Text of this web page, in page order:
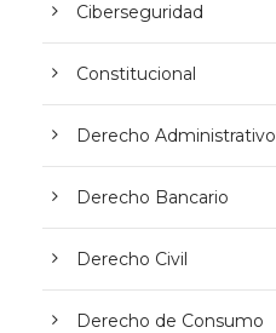
Ciberseguridad
Constitucional
Derecho Administrativo
Derecho Bancario
Derecho Civil
Derecho de Consumo